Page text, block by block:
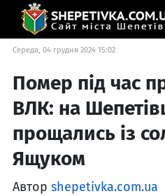
Середа, 04 грудня 2024 15:02
Помер під час
ВЛК: на
прощались із
Ящуком
Автор shepetivka.com.ua